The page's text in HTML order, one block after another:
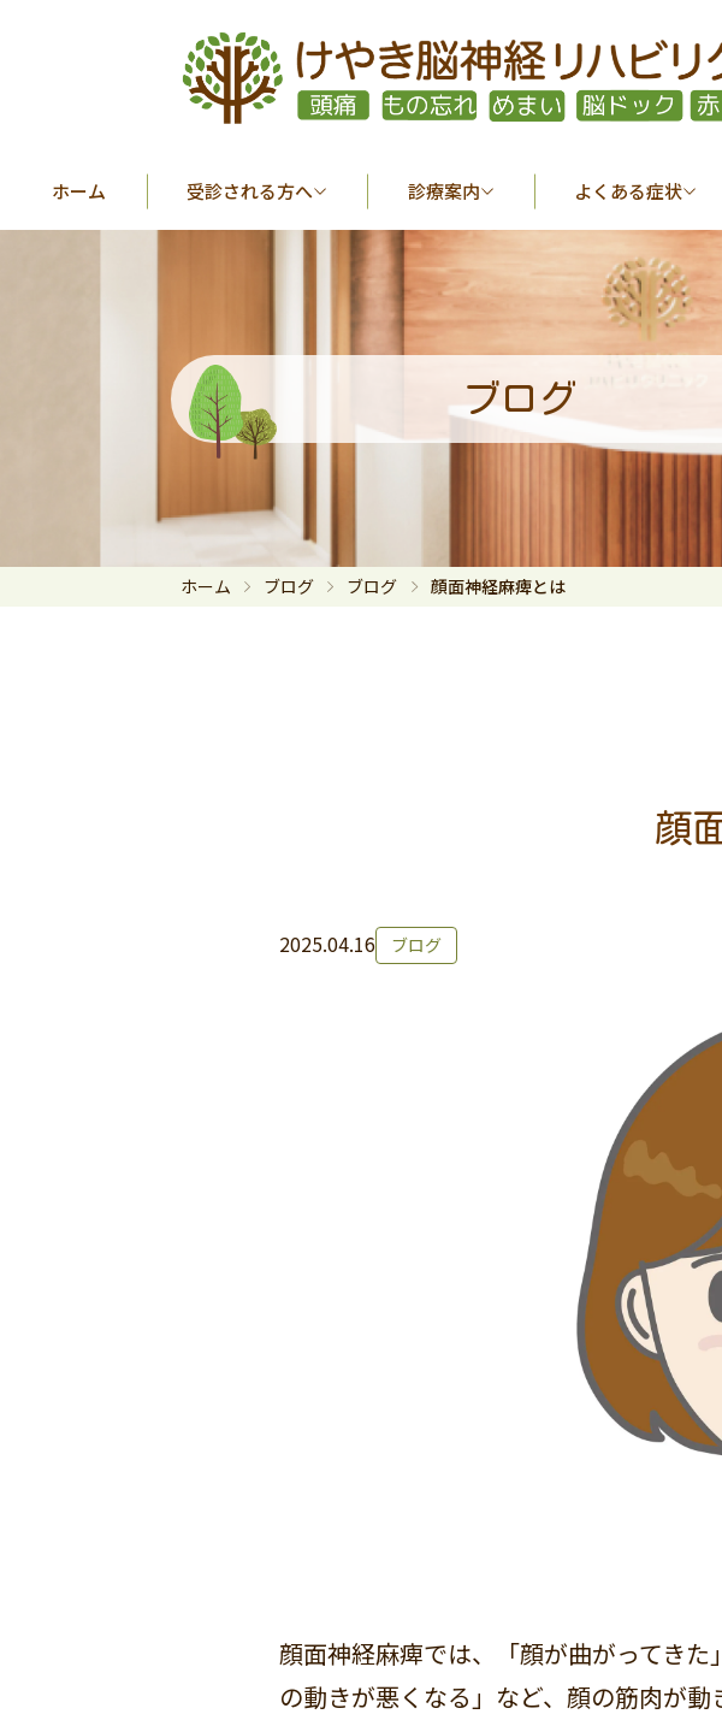
ホーム 受診される方へ 診療案内 よくある症状
ブログ
ホーム ブログ ブログ 顔面神経麻痺とは
顔
2025.04.16 ブログ
顔面神経麻痺では、「顔が曲がってき
の動きが悪くなる」など、顔の筋肉が動